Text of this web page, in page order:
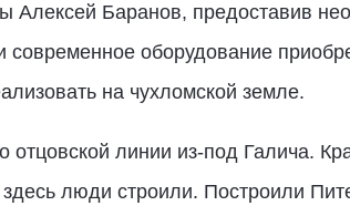
Алексей Баранов, предоставив
современное оборудование
на чухломской земле.
отцовской линии из-под Галича.
здесь люди строили. Построили